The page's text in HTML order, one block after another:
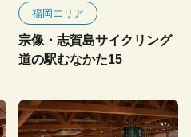
福岡エリア
宗像・志賀島サイクリング
道の駅むなかた15